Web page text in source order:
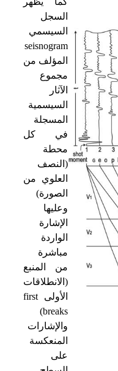
السجل
السيسمي
seisnogram
المؤلف من
مجموع
الآثار
السيسمية
المسجلة
في كل
محطة
(النصف
العلوي من
الصورة)
وعليها
الإشارة
الواردة
مباشرة
من المنبع
(الانطلاقات
الأولىfirst
breaks
)
والإشارات
المنعكسة
على